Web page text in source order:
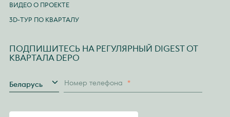
ВИДЕО О ПРОЕКТЕ
3D-ТУР ПО КВАРТАЛУ
ПОДПИШИТЕСЬ НА РЕГУЛЯРНЫЙ DIGEST ОТ
КВАРТАЛА DEPO
Беларусь Номер телефона *